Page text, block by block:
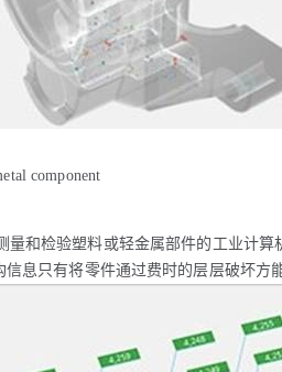
component
量和检验塑料或轻金属部件的工业计
息只有将零件通过费时的层层破坏方